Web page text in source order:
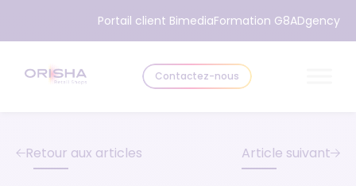
Portail client BimediaFormation G8ADgency
Contactez-nous
Retour aux articles Article suivant